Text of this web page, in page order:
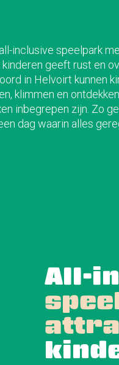
inclusive speelpark
geeft rust en
in Helvoirt kunnen
klimmen en
inbegrepen zijn. Zo
dag waarin alles
All-